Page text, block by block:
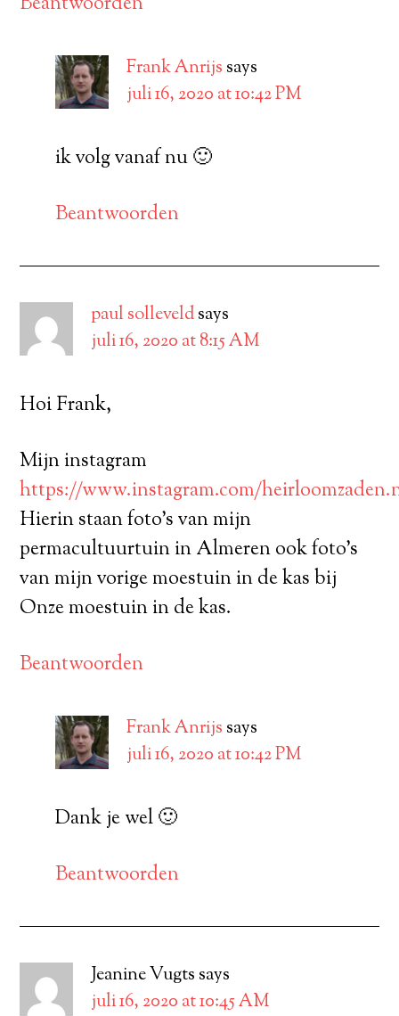
Frank Anrijs says
juli 16, 2020 at 10:42 PM
ik volg vanaf nu 🙂
Beantwoorden
paul solleveldsays
juli 16, 2020 at 8:15 AM
Hoi Frank,
Mijn instagram
https://www.instagram.com/
Hierin staan foto’s van mijn
permacultuurtuin in Almeren ook foto’s
van mijn vorige moestuin in de kas bij
Onze moestuin in de kas.
Beantwoorden
Frank Anrijs says
juli 16, 2020 at 10:42 PM
Dank je wel 🙂
Beantwoorden
Jeanine Vugts says
juli 16, 2020 at 10:45 AM